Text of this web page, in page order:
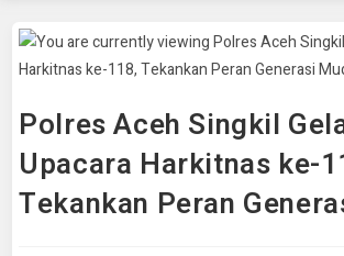
Polres Aceh Singkil
Upacara Harkitnas ke-
Tekankan Peran